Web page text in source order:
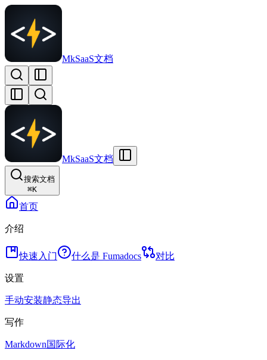
MkSaaS文档
MkSaaS文档
搜索文档
⌘K
首页
介绍
快速入门 什么是 Fumadocs 对比
设置
手动安装静态导出
写作
Markdown国际化